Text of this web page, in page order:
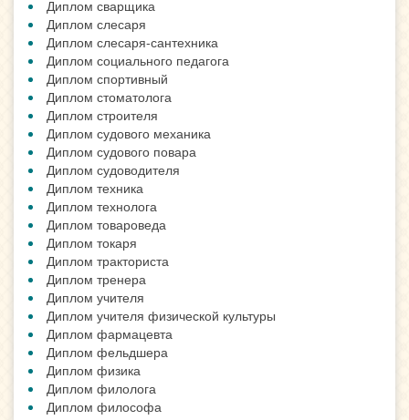
Диплом сварщика
Диплом слесаря
Диплом слесаря-сантехника
Диплом социального педагога
Диплом спортивный
Диплом стоматолога
Диплом строителя
Диплом судового механика
Диплом судового повара
Диплом судоводителя
Диплом техника
Диплом технолога
Диплом товароведа
Диплом токаря
Диплом тракториста
Диплом тренера
Диплом учителя
Диплом учителя физической культуры
Диплом фармацевта
Диплом фельдшера
Диплом физика
Диплом филолога
Диплом философа